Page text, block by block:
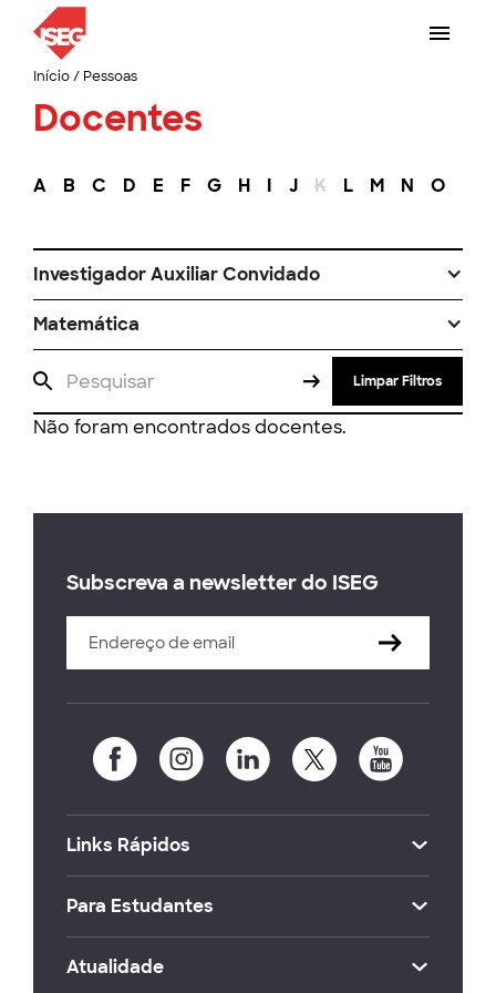
Início/ Pessoas
Docentes
A B C D E F G H I J K L M N O
Investigador Auxiliar Convidado
Matemática
Limpar Filtros
Não foram encontrados docentes.
Subscreva a newsletter do ISEG
Links Rápidos
Para Estudantes
Atualidade